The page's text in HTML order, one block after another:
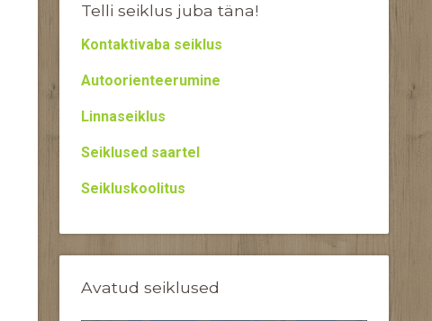
Telli seiklus juba täna!
Kontaktivaba seiklus
Autoorienteerumine
Linnaseiklus
Seiklused saartel
Seikluskoolitus
Avatud seiklused